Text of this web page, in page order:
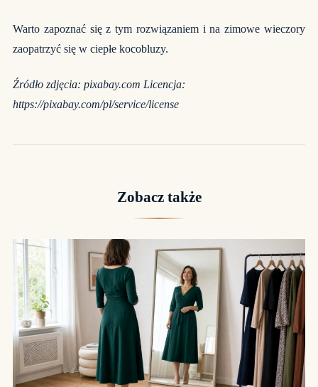
Warto zapoznać się z tym rozwiązaniem i na zimowe wieczory
zaopatrzyć się w ciepłe kocobluzy.
Źródło zdjęcia: pixabay.com Licencja:
https://pixabay.com/pl/service/license
Zobacz także